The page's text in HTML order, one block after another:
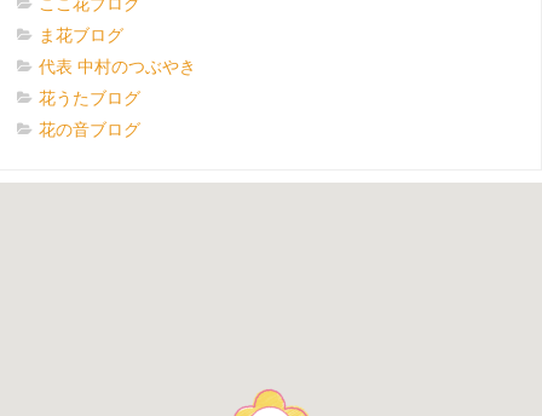
ま花ブログ
代表 中村のつぶやき
花うたブログ
花の音ブログ